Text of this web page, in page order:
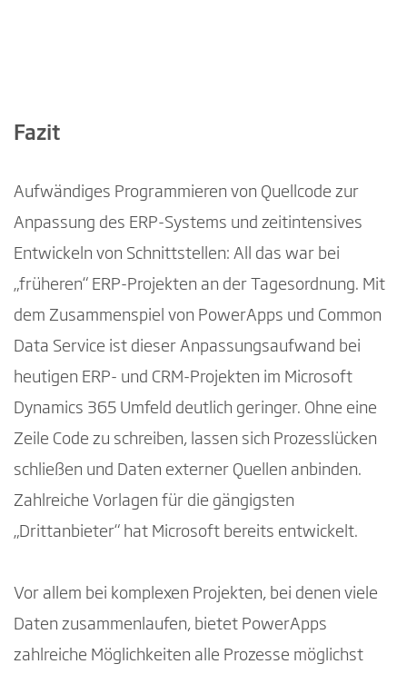
Fazit
Aufwändiges Programmieren von Quellcode zur
Anpassung des ERP-Systems und zeitintensives
Entwickeln von Schnittstellen: All das war bei
„früheren“ ERP-Projekten an der Tagesordnung. Mit
dem Zusammenspiel von PowerApps und Common
Data Service ist dieser Anpassungsaufwand bei
heutigen ERP- und CRM-Projekten im Microsoft
Dynamics 365 Umfeld deutlich geringer. Ohne eine
Zeile Code zu schreiben, lassen sich Prozesslücken
schließen und Daten externer Quellen anbinden.
Zahlreiche Vorlagen für die gängigsten
„Drittanbieter“ hat Microsoft bereits entwickelt.
Vor allem bei komplexen Projekten, bei denen viele
Daten zusammenlaufen, bietet PowerApps
zahlreiche Möglichkeiten alle Prozesse möglichst